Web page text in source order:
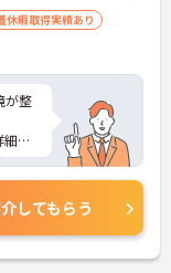
休暇取得実績あり
が整
を
。
してもらう